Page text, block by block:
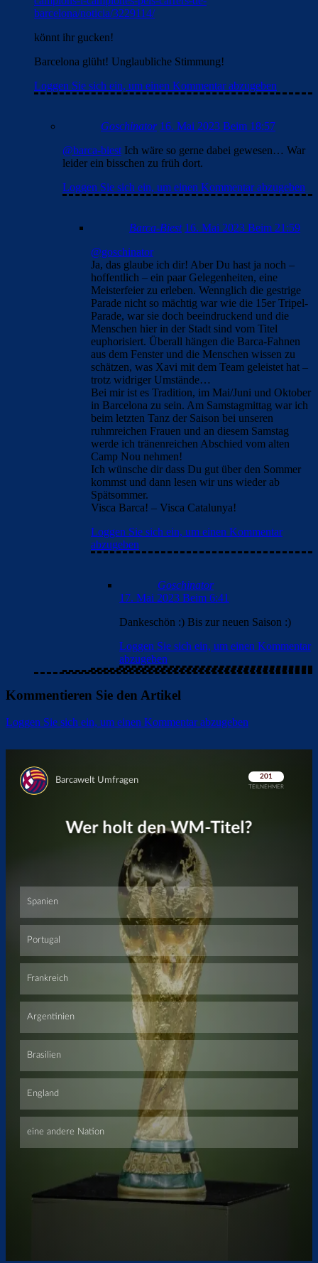
barcelona/noticia/3229114/
könnt ihr gucken!
Barcelona glüht! Unglaubliche Stimmung!
Loggen Sie sich ein, um einen Kommentar abzugeben
Goschinator 16. Mai 2023 Beim 18:57
@barca-biest Ich wäre so gerne dabei gewesen… War
leider ein bisschen zu früh dort.
Loggen Sie sich ein, um einen Kommentar abzugeben
Barca-Biest 16. Mai 2023 Beim 21:59
@goschinator
Ja, das glaube ich dir! Aber Du hast ja noch –
hoffentlich – ein paar Gelegenheiten, eine
Meisterfeier zu erleben. Wennglich die gestrige
Parade nicht so mächtig war wie die 15er Tripel-
Parade, war sie doch beeindruckend und die
Menschen hier in der Stadt sind vom Titel
euphorisiert. Überall hängen die Barca-Fahnen
aus dem Fenster und die Menschen wissen zu
schätzen, was Xavi mit dem Team geleistet hat –
trotz widriger Umstände…
Bei mir ist es Tradition, im Mai/Juni und Oktober
in Barcelona zu sein. Am Samstagmittag war ich
beim letzten Tanz der Saison bei unseren
ruhmreichen Frauen und an diesem Samstag
werde ich tränenreichen Abschied vom alten
Camp Nou nehmen!
Ich wünsche dir dass Du gut über den Sommer
kommst und dann lesen wir uns wieder ab
Spätsommer.
Visca Barca! – Visca Catalunya!
Loggen Sie sich ein, um einen Kommentar
abzugeben
Goschinator
17. Mai 2023 Beim 6:41
Dankeschön :) Bis zur neuen Saison :)
Loggen Sie sich ein, um einen Kommentar
abzugeben
Kommentieren Sie den Artikel
Loggen Sie sich ein, um einen Kommentar abzugeben
Überspringen
Überspringen